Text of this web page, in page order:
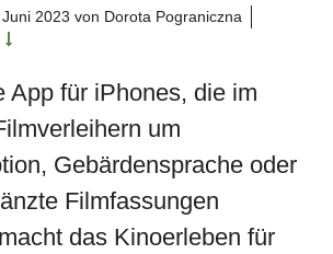
2023 von Dorota Pograniczna
App für iPhones, die im
um
Gebärdensprache oder
Filmfassungen
das Kinoerleben für